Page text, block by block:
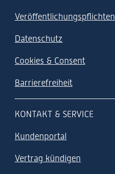
Veröffentlichungspflichten
Datenschutz
Cookies & Consent
Barrierefreiheit
KONTAKT & SERVICE
Kundenportal
Vertrag kündigen